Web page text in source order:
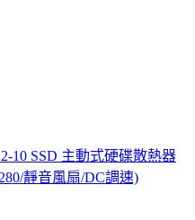
10 SSD 主動式硬碟散熱器
靜音風扇/DC調速)